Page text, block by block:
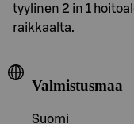
tyylinen 2 in 1
raikkaalta.
Valmistusmaa
Suomi